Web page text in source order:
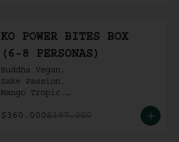
Gochujang Ribs.
KO POWER BITES BOX
(6-8 PERSONAS)
Buddha Vegan.
Sake Passion.
Mango Tropic.
Dragon.
$360.000$397.000